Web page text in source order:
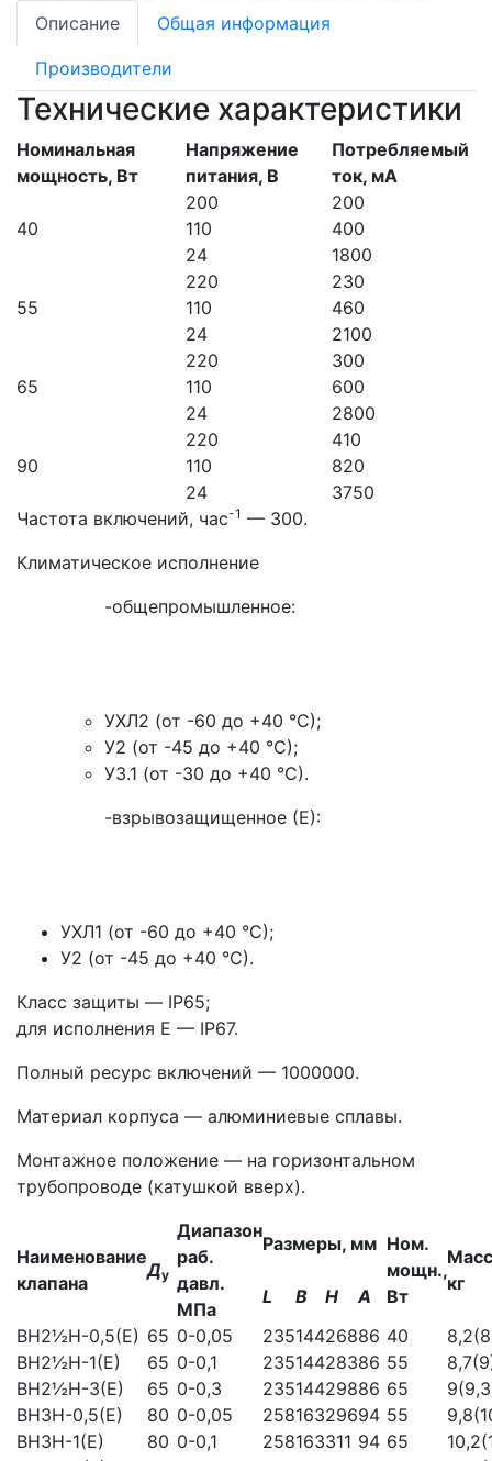
Описание
Общая информация
Производители
Технические характеристики
Номинальная
мощность, Вт
Напряжение
питания, В
Потребляемый
ток, мА
40
200
200
110
400
24
1800
55
220
230
110
460
24
2100
65
220
300
110
600
24
2800
90
220
410
110
820
24
3750
Частота включений, час-1 — 300.
Климатическое исполнение
-общепромышленное:
УХЛ2 (от -60 до +40 °С);
У2 (от -45 до +40 °С);
У3.1 (от -30 до +40 °С).
-взрывозащищенное (Е):
УХЛ1 (от -60 до +40 °С);
У2 (от -45 до +40 °С).
Класс защиты — IP65;
для исполнения Е — IP67.
Полный ресурс включений — 1000000.
Материал корпуса — алюминиевые сплавы.
Монтажное положение — на горизонтальном
трубопроводе (катушкой вверх).
Наименование
клапана
Ду
Диапазон
раб.
давл.
МПа
Размеры, мм Ном.
мощн.,
Вт
кг
L В Н
А
ВН2½Н-0,5(Е) 65 0-0,05 23514426886 40
ВН2½Н-1(Е)
65 0-0,1 23514428386 55
ВН2½Н-3(Е)
65 0-0,3 23514429886 65
ВНЗН-0,5(Е)
80 0-0,05 25816329694 55
ВНЗН-1(Е)
80 0-0,1 258163311 94 65